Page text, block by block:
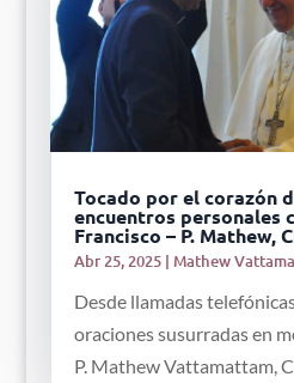
Tocado por el corazón
encuentros personales
Francisco – P. Mathew,
Abr 25, 2025| Mathew
Desde llamadas
oraciones susurradas en
P. Mathew Vattamattam,